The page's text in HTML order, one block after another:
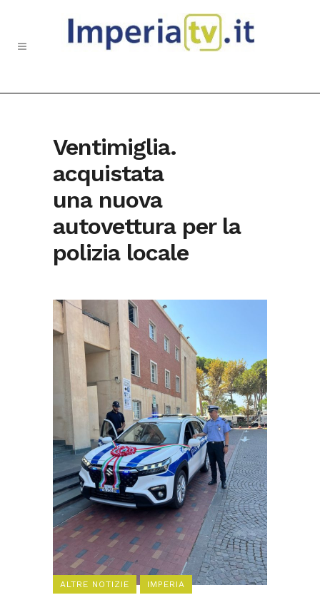
Ventimiglia.
acquistata
una nuova
autovettura per la
polizia locale
ALTRE NOTIZIE IMPERIA